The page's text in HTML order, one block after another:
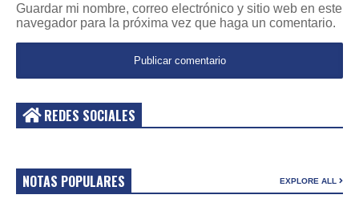
Guardar mi nombre, correo electrónico y sitio web en este
navegador para la próxima vez que haga un comentario.
REDES SOCIALES
NOTAS POPULARES EXPLORE ALL